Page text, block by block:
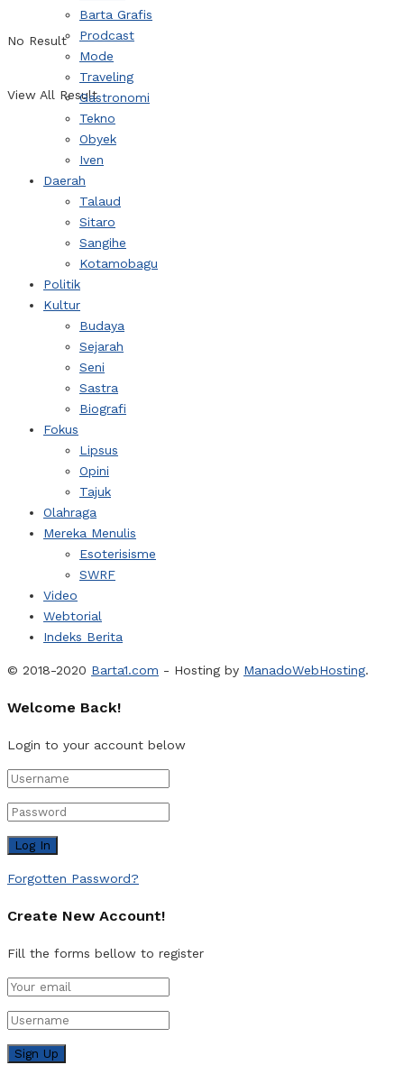
No Result
View All Result
Barta Grafis
Prodcast
Mode
Traveling
Gastronomi
Tekno
Obyek
Iven
Daerah
Talaud
Sitaro
Sangihe
Kotamobagu
Politik
Kultur
Budaya
Sejarah
Seni
Sastra
Biografi
Fokus
Lipsus
Opini
Tajuk
Olahraga
Mereka Menulis
Esoterisisme
SWRF
Video
Webtorial
Indeks Berita
© 2018-2020 Barta1.com - Hosting by ManadoWebHosting.
Welcome Back!
Login to your account below
Forgotten Password?
Create New Account!
Fill the forms bellow to register